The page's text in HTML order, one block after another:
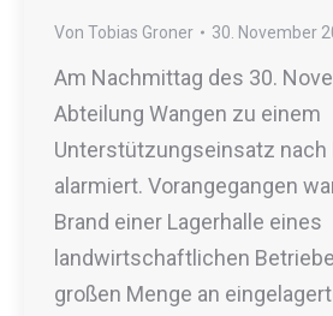
Von Tobias Groner 30. November
Am Nachmittag des 30.
Abteilung Wangen zu einem
Unterstützungseinsatz nach
alarmiert. Vorangegangen
Brand einer Lagerhalle eines
landwirtschaftlichen
großen Menge an